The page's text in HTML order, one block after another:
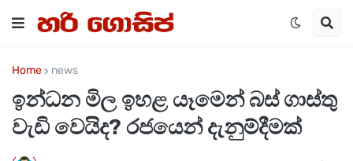
Home news
ඉන්ධන මිල ඉහළ යෑමෙන් බස් ගාස්තු
වැඩි වෙයිද? රජයෙන් දැනුම්දීමක්